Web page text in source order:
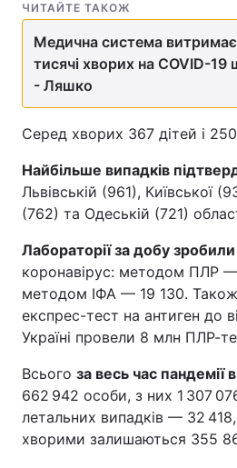
ЧИТАЙТЕ ТАКОЖ
Медична система
тисячі хворих на COVID-19
- Ляшко
Серед хворих 367 дітей і
Найбільше випадків
Львівській (961), Київської
(762) та Одеській (721)
Лабораторії за добу зробили
коронавірус: методом ПЛР
методом ІФА — 19 130.
експрес-тест на антиген до
Україні провели 8 млн ПЛР-
Всього за весь час пандемії в
662 942 особи, з них 1 307
летальних випадків — 32
хворими залишаються 355